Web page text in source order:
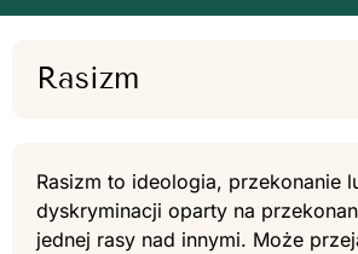
Rasizm
Rasizm to ideologia, przekonanie
dyskryminacji oparty na
jednej rasy nad innymi. Może